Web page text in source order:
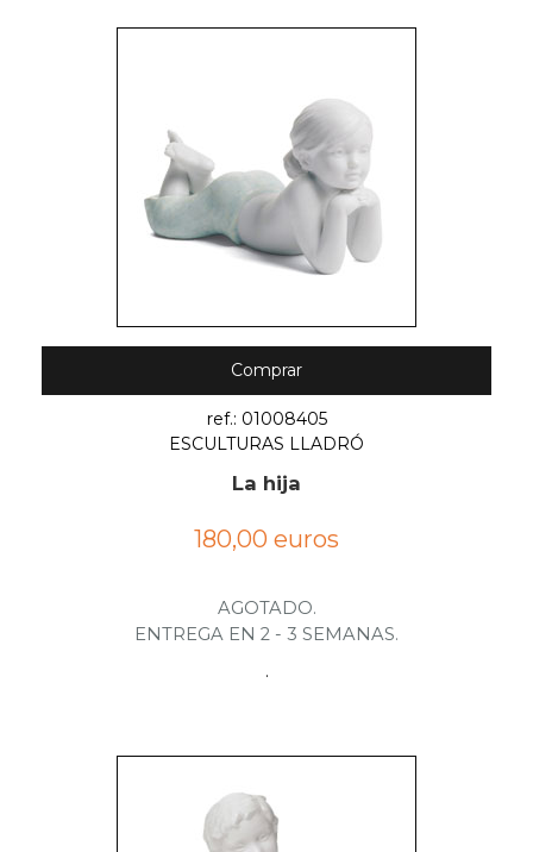
Comprar
ref.: 01008405
ESCULTURAS LLADRÓ
La hija
180,00 euros
AGOTADO.
ENTREGA EN 2 - 3 SEMANAS.
.